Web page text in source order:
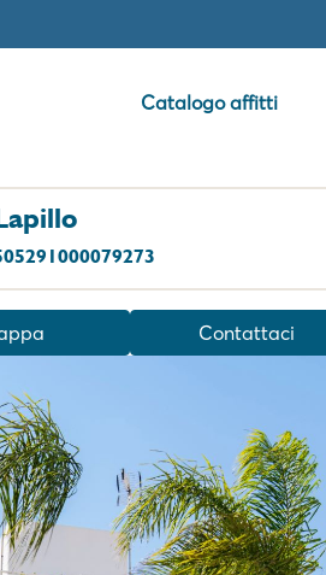
Catalogo affitti
Contattaci